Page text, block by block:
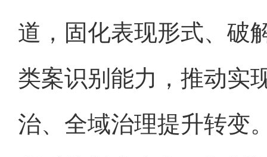
道，固化表现形式、破
类案识别能力，推动实
治、全域治理提升转变